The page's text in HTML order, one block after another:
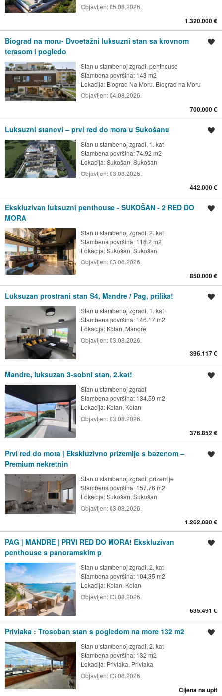
Objavljen:05.08.2026.
1.320.000 €
Biograd na moru- Dvoetažni luksuzni stan sa krovnom
terasom i pogledo
Stan u stambenoj zgradi, penthouse
Stambena površina: 143 m2
Lokacija: Biograd Na Moru, Biograd na Moru
Objavljen:04.08.2026.
700.000 €
Luksuzni stanovi – prvi red do mora u Sukošanu
Stan u stambenoj zgradi, 1. kat
Stambena površina: 74.92 m2
Lokacija:Sukošan, Sukošan
Objavljen:03.08.2026.
442.000 €
Ekskluzivan luksuzni penthouse - SUKOŠAN - 2 RED DO
MORA
Stan u stambenoj zgradi, 2. kat
Stambena površina: 118.2 m2
Lokacija:Sukošan, Sukošan
Objavljen:03.08.2026.
850.000 €
Luksuzan prostrani stan S4, Mandre / Pag, prilika!
Stan u stambenoj zgradi, 1. kat
Stambena površina: 146.17 m2
Lokacija: Kolan, Mandre
Objavljen:03.08.2026.
396.117 €
Mandre, luksuzan 3-sobni stan, 2.kat!
Stan u stambenoj zgradi
Stambena površina: 134.59 m2
Lokacija: Kolan, Kolan
Objavljen:03.08.2026.
376.852 €
Prvi red do mora | Ekskluzivno prizemlje s bazenom –
Premium nekretnin
Stan u stambenoj zgradi, prizemlje
Stambena površina: 157.76 m2
Lokacija:Sukošan, Sukošan
Objavljen:03.08.2026.
1.262.080 €
PAG | MANDRE | PRVI RED DO MORA! Ekskluzivan
penthouse s panoramskim p
Stan u stambenoj zgradi, 2. kat
Stambena površina: 104.35 m2
Lokacija: Kolan, Kolan
Objavljen:03.08.2026.
635.491 €
Privlaka : Trosoban stan s pogledom na more 132 m2
Stan u stambenoj zgradi, 2. kat
Stambena površina: 132 m2
Lokacija: Privlaka, Privlaka
Objavljen:03.08.2026.
Cijena na upit